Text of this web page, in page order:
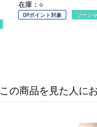
在庫：○
OPポイント対象 ソーシ
この商品を見た人に